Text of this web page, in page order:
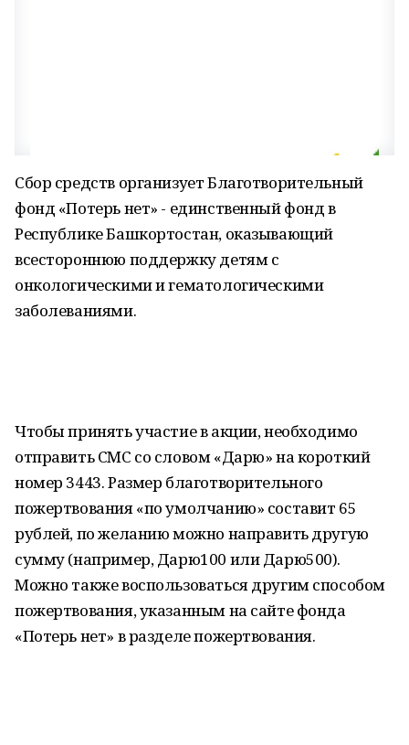
Сбор средств организует Благотворительный
фонд «Потерь нет» - единственный фонд в
Республике Башкортостан, оказывающий
всестороннюю поддержку детям с
онкологическими и гематологическими
заболеваниями.
Чтобы принять участие в акции, необходимо
отправить СМС со словом «Дарю» на короткий
номер 3443. Размер благотворительного
пожертвования «по умолчанию» составит 65
рублей, по желанию можно направить другую
сумму (например, Дарю100 или Дарю500).
Можно также воспользоваться другим способом
пожертвования, указанным на сайте фонда
«Потерь нет» в разделе пожертвования.